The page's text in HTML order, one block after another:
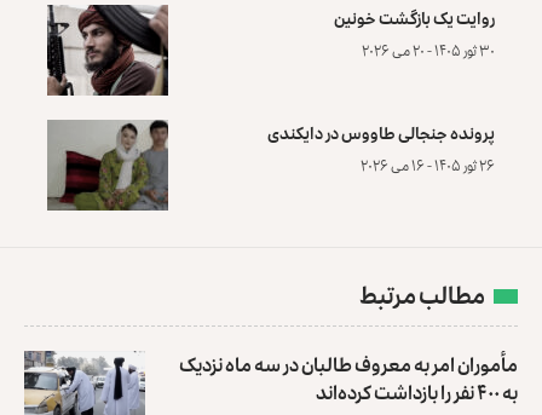
روایت یک بازگشت خونین
۳۰ ثور ۱۴۰۵ - ۲۰ می ۲۰۲۶
پرونده‌ جنجالی طاووس در دایکندی
۲۶ ثور ۱۴۰۵ - ۱۶ می ۲۰۲۶
مطالب مرتبط
مأموران امر به معروف طالبان در سه ماه نزدیک
به ۴۰۰ نفر را بازداشت کرده‌اند